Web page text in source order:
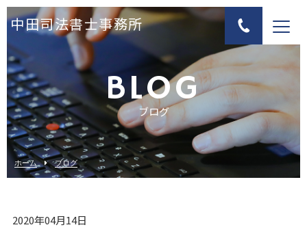
中田司法書士事務所
BLOG
ブログ
ホーム ブログ
2020年04月14日